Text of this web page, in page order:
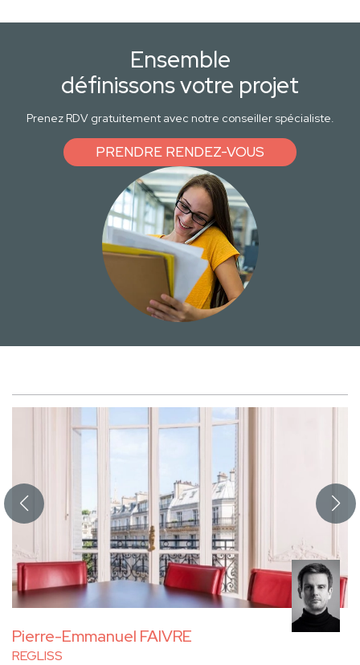
Ensemble
définissons votre projet
Prenez RDV gratuitement avec notre conseiller spécialiste.
PRENDRE RENDEZ-VOUS
Pierre-Emmanuel FAIVRE
REGLISS